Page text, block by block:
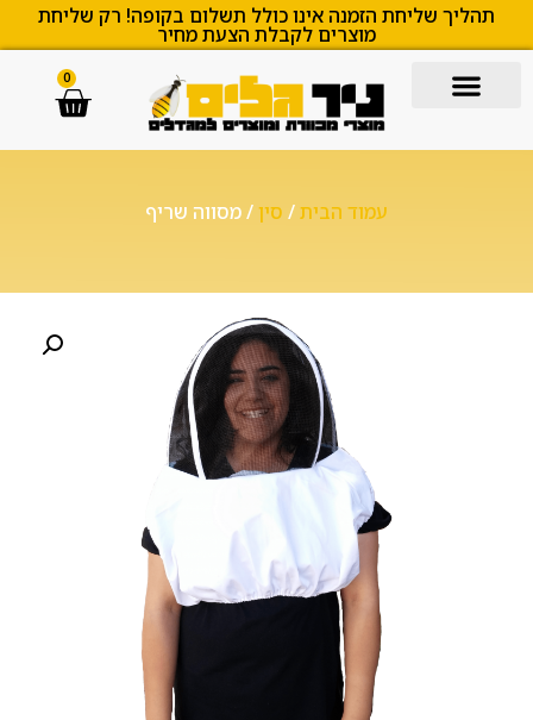
תהליך שליחת הזמנה אינו כולל תשלום בקופה! רק שליחת
מוצרים לקבלת הצעת מחיר
0
עמוד הבית/ סין/ מסווה שריף